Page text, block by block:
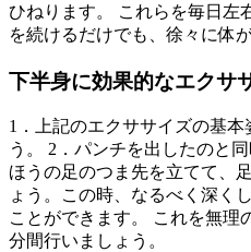
ひねります。 これらを毎日左
を続けるだけでも、徐々に体
下半身に効果的なエクサ
1．上記のエクササイズの基
う。 2．パンチを出したのと
ほうの足のつま先を立てて、
ょう。この時、なるべく深く
ことができます。 これを無理
分間行いましょう。